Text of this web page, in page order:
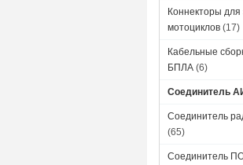
Коннекторы для
мотоциклов (17)
Кабельные
БПЛА (6)
Соединитель
Соединитель
(65)
Соединитель